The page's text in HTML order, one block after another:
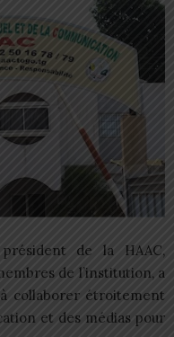
de la HAAC,
de l’institution, a
collaborer étroitement
et des médias pour